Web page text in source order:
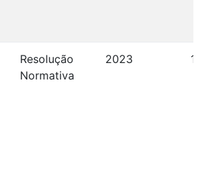
Resolução
Normativa
2023 13/